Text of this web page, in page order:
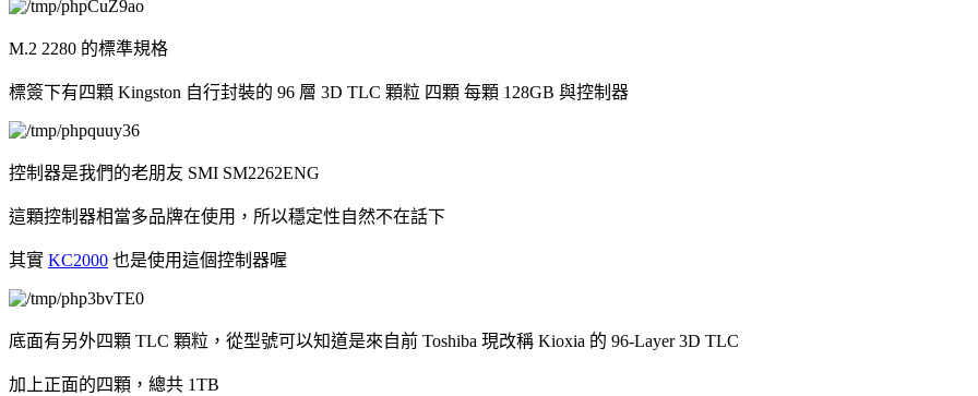
M.2 2280 的標準規格
標簽下有四顆 Kingston 自行封裝的 96 層 3D TLC 顆粒 四顆 每顆 128GB 與控制器
控制器是我們的老朋友 SMI SM2262ENG
這顆控制器相當多品牌在使用，所以穩定性自然不在話下
其實 KC2000 也是使用這個控制器喔
底面有另外四顆 TLC 顆粒，從型號可以知道是來自前 Toshiba 現改稱 Kioxia 的 96-Layer 3D TLC
加上正面的四顆，總共 1TB